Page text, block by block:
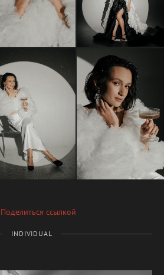
Поделиться ссылкой
INDIVIDUAL